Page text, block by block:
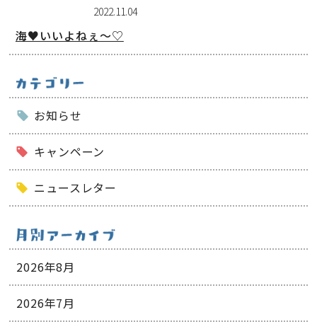
2022.11.04
海♥いいよねぇ～♡
お知らせ
キャンペーン
ニュースレター
2026年8月
2026年7月